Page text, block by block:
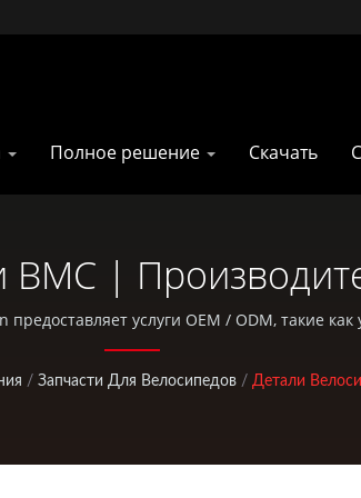
Полное решение Скачать
|
И
услуги OEM / ODM, такие
и стандартные детали для велосипедов и
/ Запчасти Для Велосипедов / Детали